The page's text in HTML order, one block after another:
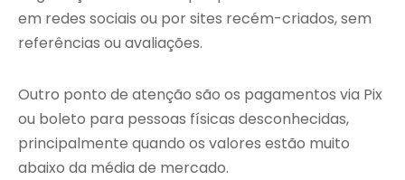
em redes sociais ou por sites recém-criados, sem
referências ou avaliações.
Outro ponto de atenção são os pagamentos via Pix
ou boleto para pessoas físicas desconhecidas,
principalmente quando os valores estão muito
abaixo da média de mercado.